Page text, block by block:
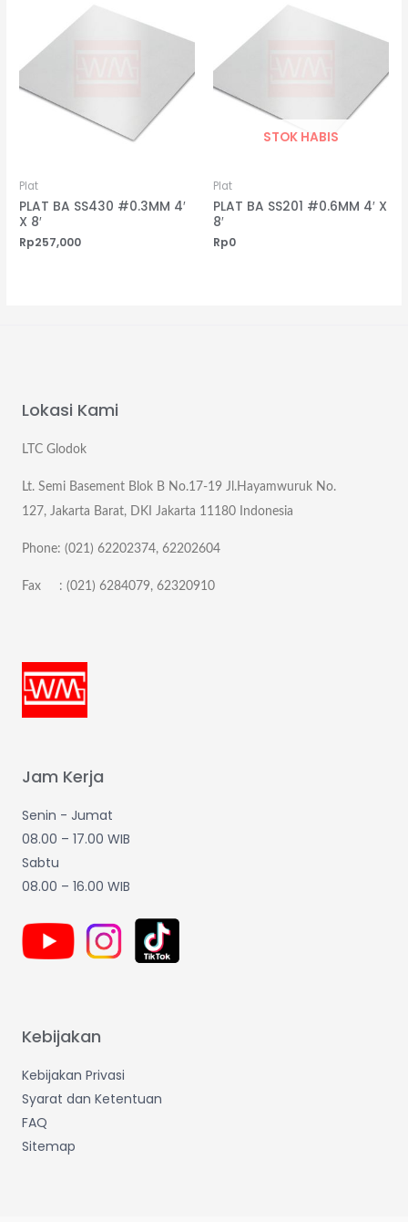
Plat
PLAT BA SS430 #0.3MM 4′
X 8′
Rp257,000
STOK HABIS
Plat
PLAT BA SS201 #0.6MM 4′ X
8′
Rp0
Lokasi Kami
LTC Glodok
Lt. Semi Basement Blok B No.17-19 Jl.Hayamwuruk No.
127, Jakarta Barat, DKI Jakarta 11180 Indonesia
Phone: (021) 62202374, 62202604
Fax : (021) 6284079, 62320910
Jam Kerja
Senin - Jumat
08.00 – 17.00 WIB
Sabtu
08.00 – 16.00 WIB
Kebijakan
Kebijakan Privasi
Syarat dan Ketentuan
FAQ
Sitemap